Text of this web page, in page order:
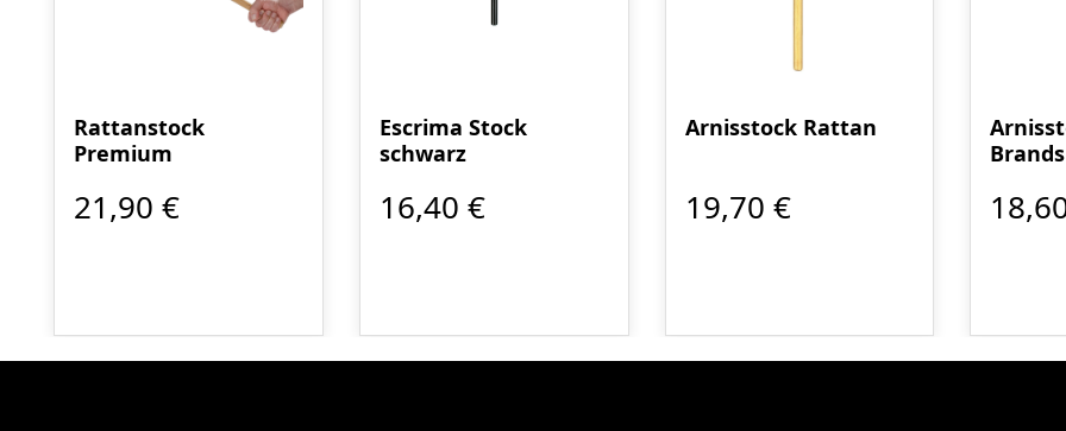
Rattanstock
Premium
21,90 €
Escrima Stock
schwarz
16,40 €
Arnisstock Rattan
19,70 €